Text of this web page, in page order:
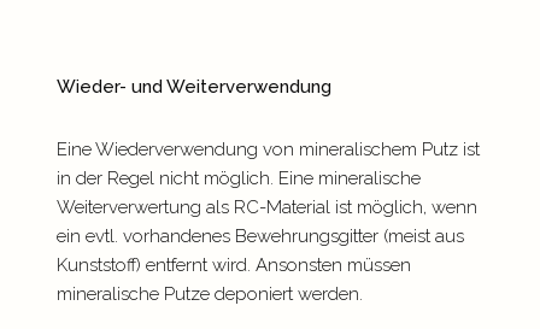
Wieder- und Weiterverwendung
Eine Wiederverwendung von mineralischem Putz ist
in der Regel nicht möglich. Eine mineralische
Weiterverwertung als RC-Material ist möglich, wenn
ein evtl. vorhandenes Bewehrungsgitter (meist aus
Kunststoff) entfernt wird. Ansonsten müssen
mineralische Putze deponiert werden.